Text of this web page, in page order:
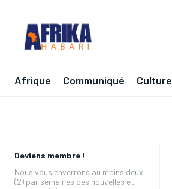
Afrique Communiqué Culture
Deviens membre !
Nous vous enverrons au moins deux
(2) par semaines des nouvelles et